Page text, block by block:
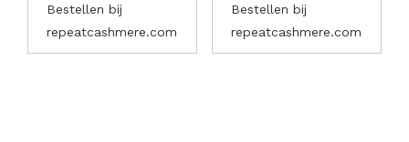
Bestellen bij
repeatcashmere.com
Bestellen bij
repeatcashmere.com